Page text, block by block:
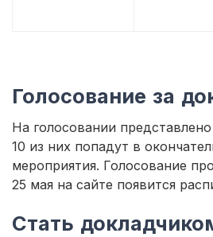
Голосование за
На голосовании
10 из них попадут в
мероприятия. Голосование
25 мая на сайте появится
Стать